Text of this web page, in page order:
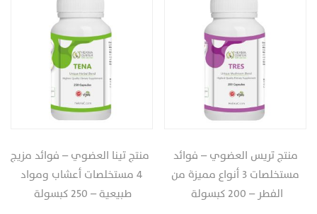
منتج تريس العضوي – فوائد
مستخلصات 3 أنواع مميزة من
الفطر – 200 كبسولة ‏
‎ ‎منتج تينا العضوي – فوائد مزيج
4 مستخلصات أعشاب ومواد
طبيعية – 250 كبسولة ‏